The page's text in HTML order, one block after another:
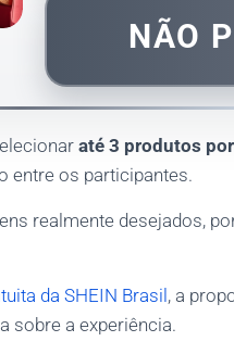
NÃO
até 3 produtos
entre os participantes.
realmente desejados,
da SHEIN Brasil , a
sobre a experiência.